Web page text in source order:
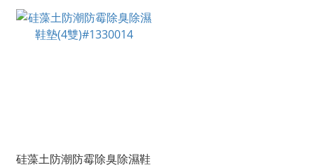
硅藻土防潮防霉除臭除濕鞋